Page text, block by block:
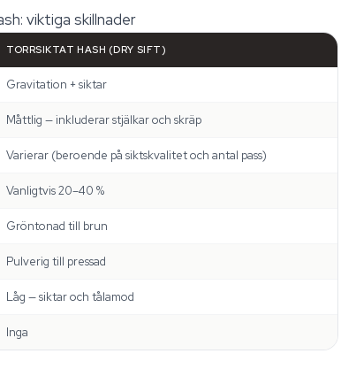
viktiga skillnader
TORRSIKTAT HASH (DRY SIFT)
Gravitation + siktar
Måttlig — inkluderar stjälkar och skräp
Varierar (beroende på siktskvalitet och antal pass)
Vanligtvis 20–40 %
Gröntonad till brun
Pulverig till pressad
Låg — siktar och tålamod
Inga